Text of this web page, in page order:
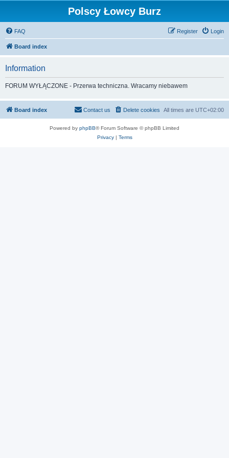
Polscy Łowcy Burz
FAQ Login
Register
Board index
Information
FORUM WYŁĄCZONE - Przerwa techniczna. Wracamy niebawem
Board index All times are UTC+02:00
Delete cookies
Contact us
Powered by phpBB® Forum Software © phpBB Limited
Privacy| Terms